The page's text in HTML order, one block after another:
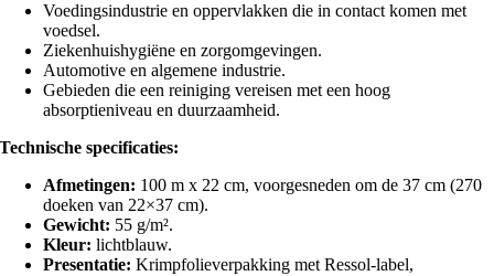
Voedingsindustrie en oppervlakken die in contact komen met
voedsel.
Ziekenhuishygiëne en zorgomgevingen.
Automotive en algemene industrie.
Gebieden die een reiniging vereisen met een hoog
absorptieniveau en duurzaamheid.
Technische specificaties:
Afmetingen: 100 m x 22 cm, voorgesneden om de 37 cm (270
doeken van 22×37 cm).
Gewicht: 55 g/m².
Kleur: lichtblauw.
Presentatie: Krimpfolieverpakking met Ressol-label,